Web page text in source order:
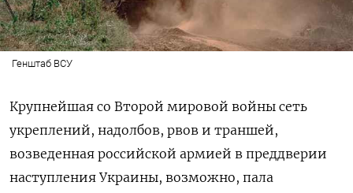
Генштаб ВСУ
Крупнейшая со Второй мировой войны сеть
укреплений, надолбов, рвов и траншей,
возведенная российской армией в преддверии
наступления Украины, возможно, пала